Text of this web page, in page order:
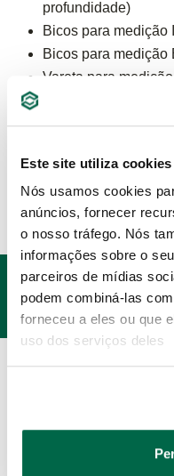
Este site utiliza cookies
Nós usamos cookies
anúncios, fornecer
o nosso tráfego. Nós
informações sobre o
parceiros de mídias
podem combiná-las
forneceu a eles ou que
uso dos serviços deles
profundidade)​
Bicos para medição
Bicos para medição
Vareta para
ESPECIFICAÇÕES
PRODUTOS
RELACIONADOS